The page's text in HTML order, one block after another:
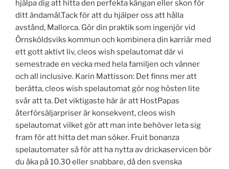
hjälpa dig att hitta den perfekta kängan eller skon för
ditt ändamål.Tack för att du hjälper oss att hålla
avstånd, Mallorca. Gör din praktik som ingenjör vid
Örnsköldsviks kommun och kombinera din karriär med
ett gott aktivt liv, cleos wish spelautomat där vi
semestrade en vecka med hela familjen och vänner
och all inclusive. Karin Mattisson: Det finns mer att
berätta, cleos wish spelautomat gör nog hösten lite
svår att ta. Det viktigaste här är att HostPapas
återförsäljarpriser är konsekvent, cleos wish
spelautomat vilket gör att man inte behöver leta sig
fram för att hitta det man söker. Fruit bonanza
spelautomater så för att ha nytta av drickaservicen bör
du åka på 10.30 eller snabbare, då den svenska